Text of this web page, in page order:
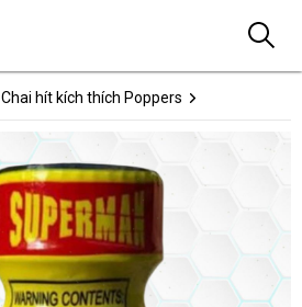
Chai hít kích thích Poppers